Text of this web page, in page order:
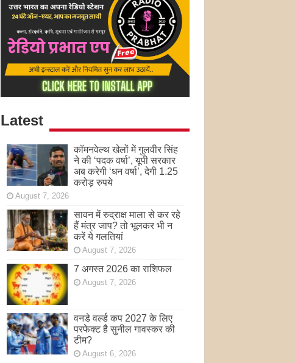
Latest
कॉमनवेल्थ खेलों में गुलवीर सिंह
ने की ‘पदक वर्षा’, यूपी सरकार
अब करेगी ‘धन वर्षा’, देगी 1.25
करोड़ रुपये
August 7, 2026
सावन में रुद्राक्ष माला से कर रहे
हैं मंत्र जाप? तो भूलकर भी न
करें ये गलतियां
August 7, 2026
7 अगस्त 2026 का राशिफल
August 7, 2026
वनडे वर्ल्ड कप 2027 के लिए
परफेक्ट है सुनील गावस्कर की
टीम?
August 6, 2026